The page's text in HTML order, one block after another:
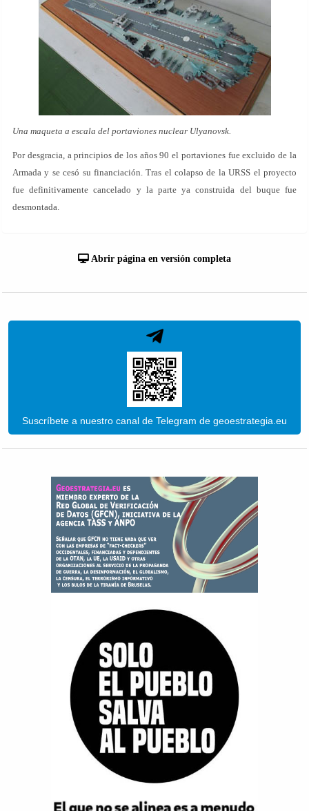
Una maqueta a escala del portaviones nuclear Ulyanovsk.
Por desgracia, a principios de los años 90 el portaviones fue excluido de la
Armada y se cesó su financiación. Tras el colapso de la URSS el proyecto
fue definitivamente cancelado y la parte ya construida del buque fue
desmontada.
Abrir página en versión completa
Suscríbete a nuestro canal de Telegram de geoestrategia.eu